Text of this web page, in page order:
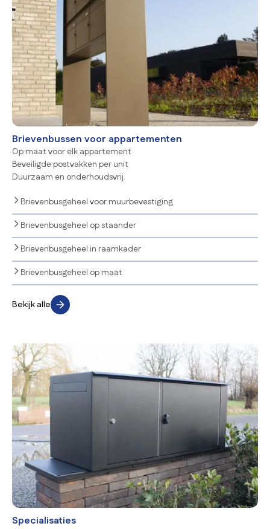
Brievenbussen voor appartementen
Op maat voor elk appartement
Beveiligde postvakken per unit
Duurzaam en onderhoudsvrij.
Brievenbusgeheel voor muurbevestiging
Brievenbusgeheel op staander
Brievenbusgeheel in raamkader
Brievenbusgeheel op maat
Bekijk alle
Specialisaties